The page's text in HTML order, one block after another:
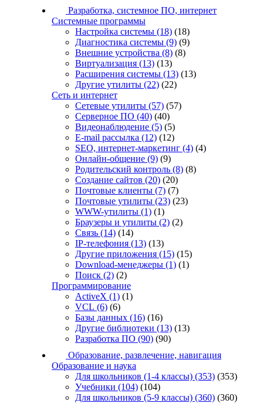
Разработка, системное ПО, интернет
Системные программы
Настройка системы (18) (18)
Диагностика системы (9) (9)
Внешние устройства (8) (8)
Виртуализация (13) (13)
Расширения системы (13) (13)
Другие утилиты (22) (22)
Сеть и интернет
Сетевые утилиты (57) (57)
Серверное ПО (40) (40)
Видеонаблюдение (5) (5)
E-mail рассылка (12) (12)
SEO, интернет-маркетинг (4) (4)
Онлайн-общение (9) (9)
Родительский контроль (8) (8)
Создание сайтов (20) (20)
Почтовые клиенты (7) (7)
Почтовые утилиты (23) (23)
WWW-утилиты (1) (1)
Браузеры и утилиты (2) (2)
Связь (14) (14)
IP-телефония (13) (13)
Другие приложения (15) (15)
Download-менеджеры (1) (1)
Поиск (2) (2)
Программирование
ActiveX (1) (1)
VCL (6) (6)
Базы данных (16) (16)
Другие библиотеки (13) (13)
Разработка ПО (90) (90)
Образование, развлечение, навигация
Образование и наука
Для школьников (1-4 классы) (353) (353)
Учебники (104) (104)
Для школьников (5-9 классы) (360) (360)